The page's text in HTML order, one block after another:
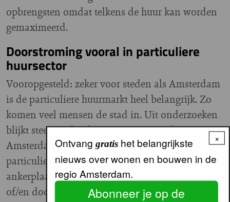
opbrengsten omdat telkens de huur kan worden
gemaximeerd.
Doorstroming vooral in particuliere
huursector
Vooropgesteld: zeker voor steden als Amsterdam
is de particuliere huurmarkt heel belangrijk. Zo
komen veel mensen de stad in. Uit onderzoeken
blijkt steevast dat de meeste mensen die naar
Amsterdam komen, in eerste instantie in de
particuliere huursector terechtkomen, als eerste
ankerplaats. Zeker, vaak tegen zeer hoge kosten
of/en door woonruimte te delen. Vanwege die
×
Ontvang gratishet belangrijkste
nieuws over wonen en bouwen in de
regio Amsterdam.
Abonneer je op de